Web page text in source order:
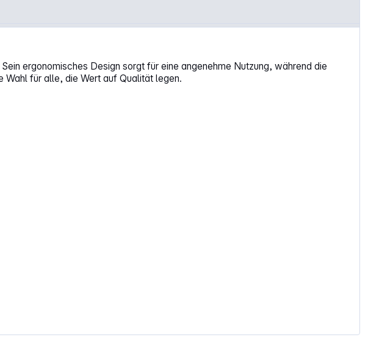
ergonomisches Design sorgt für eine angenehme Nutzung, während die
Wahl für alle, die Wert auf Qualität legen.